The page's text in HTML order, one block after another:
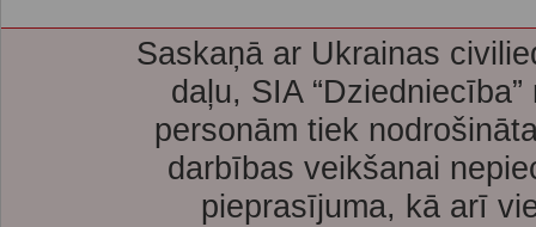
Saskaņā ar Ukrainas
daļu, SIA
personām tiek
darbības veikšanai
pieprasījuma, kā arī